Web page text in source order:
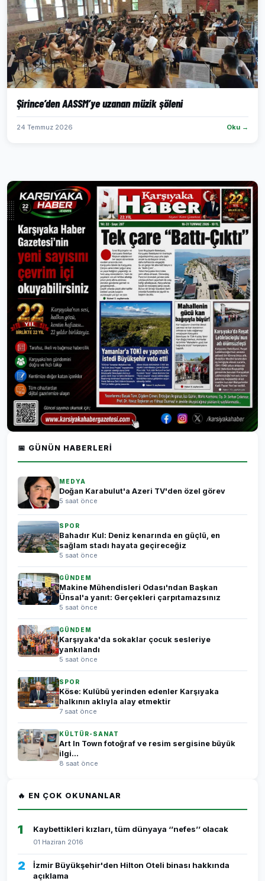
Şirince’den AASSM’ye uzanan müzik şöleni
24 Temmuz 2026 Oku →
📅 GÜNÜN HABERLERI
MEDYA
Doğan Karabulut'a Azeri TV'den özel görev
5 saat önce
SPOR
Bahadır Kul: Deniz kenarında en güçlü, en
sağlam stadı hayata geçireceğiz
5 saat önce
GÜNDEM
Makine Mühendisleri Odası'ndan Başkan
Ünsal'a yanıt: Gerçekleri çarpıtamazsınız
5 saat önce
GÜNDEM
Karşıyaka'da sokaklar çocuk sesleriye
yankılandı
5 saat önce
SPOR
Köse: Kulübü yerinden edenler Karşıyaka
halkının aklıyla alay etmektir
7 saat önce
KÜLTÜR-SANAT
Art In Town fotoğraf ve resim sergisine büyük
ilgi...
8 saat önce
🔥 EN ÇOK OKUNANLAR
1 Kaybettikleri kızları, tüm dünyaya ‘’nefes’’ olacak
01 Haziran 2016
2
İzmir Büyükşehir'den Hilton Oteli binası hakkında
açıklama